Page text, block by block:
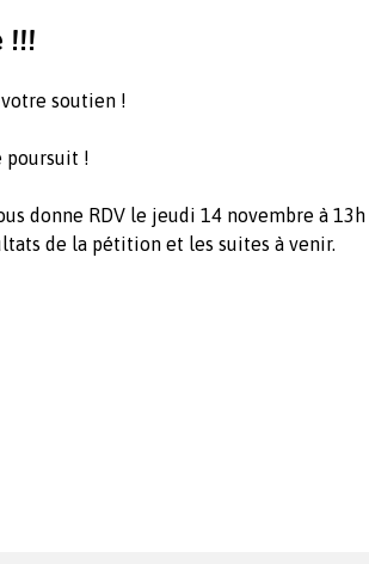
!!!
soutien !
poursuit !
donne RDV le jeudi 14 novembre à
de la pétition et les suites à venir.